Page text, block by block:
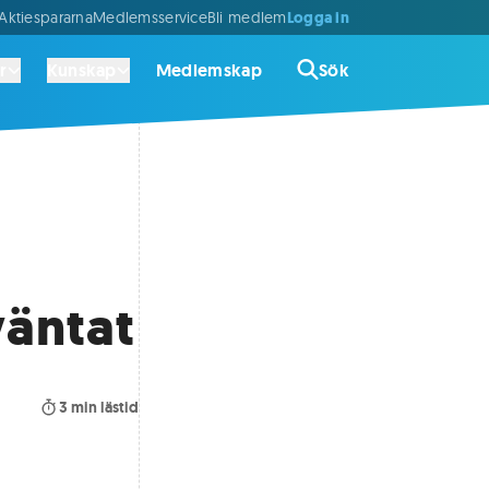
MedlemsserviceBli medlemLogga in
Medlemskap Sök
3 min lästid